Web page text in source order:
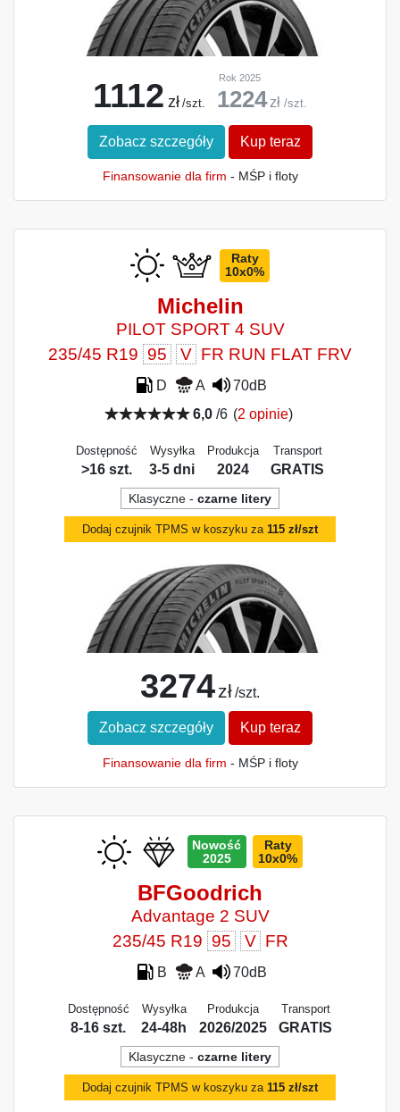
1112 zł /szt.
Rok 2025
1224 zł /szt.
Zobacz szczegóły Kup teraz
Finansowanie dla firm - MŚP i floty
Raty
10x0%
Michelin
PILOT SPORT 4 SUV
235/45 R19 95 V FR RUN FLAT FRV
D A
70dB
6,0/6 (2 opinie)
Dostępność
>16 szt.
Wysyłka
3-5 dni
Produkcja
2024
Transport
GRATIS
Klasyczne - czarne litery
Dodaj czujnik TPMS w koszyku za 115 zł/szt
3274zł/szt.
Zobacz szczegóły Kup teraz
Finansowanie dla firm - MŚP i floty
Nowość
2025
Raty
10x0%
BFGoodrich
Advantage 2 SUV
235/45 R19 95 V FR
B A 70dB
Dostępność
8-16 szt.
Wysyłka
24-48h
Produkcja
2026/2025
Transport
GRATIS
Klasyczne - czarne litery
Dodaj czujnik TPMS w koszyku za 115 zł/szt